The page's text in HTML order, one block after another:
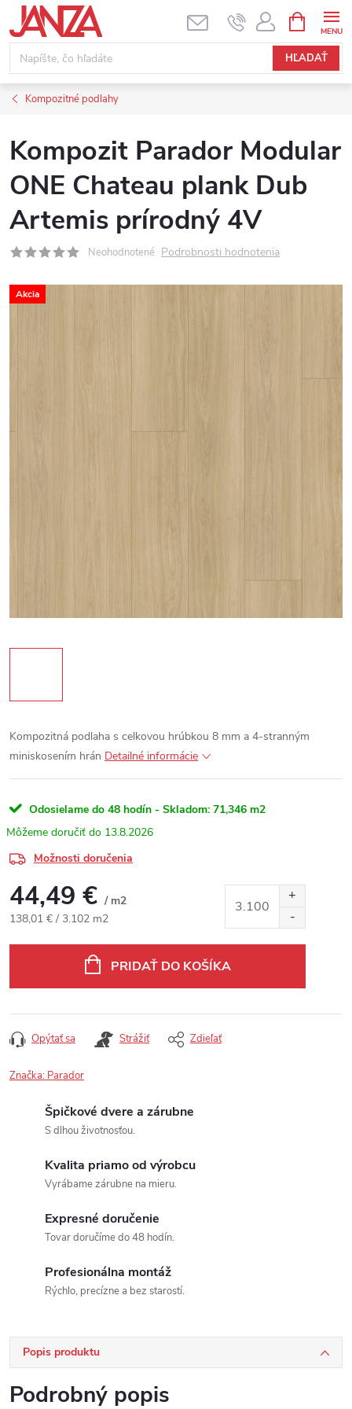
Prejsť na obsah
HĽADAŤ
Kompozitné podlahy
Kompozit Parador Modular
ONE Chateau plank Dub
Artemis prírodný 4V
Neohodnotené Podrobnosti hodnotenia
Akcia
Kompozitná podlaha s celkovou hrúbkou 8 mm a 4-stranným
miniskosením hrán Detailné informácie
Odosielame do 48 hodín - Skladom: 71,346 m2
13.8.2026
Možnosti doručenia
44,49 € / m2
Jednotková cena:
138,01 € / 3.102 m2
PRIDAŤ DO KOŠÍKA
Opýtať sa Strážiť Zdieľať
Značka: Parador
Špičkové dvere a zárubne
S dlhou životnosťou.
Kvalita priamo od výrobcu
Vyrábame zárubne na mieru.
Expresné doručenie
Tovar doručíme do 48 hodín.
Profesionálna montáž
Rýchlo, precízne a bez starostí.
Popis produktu
Podrobný popis